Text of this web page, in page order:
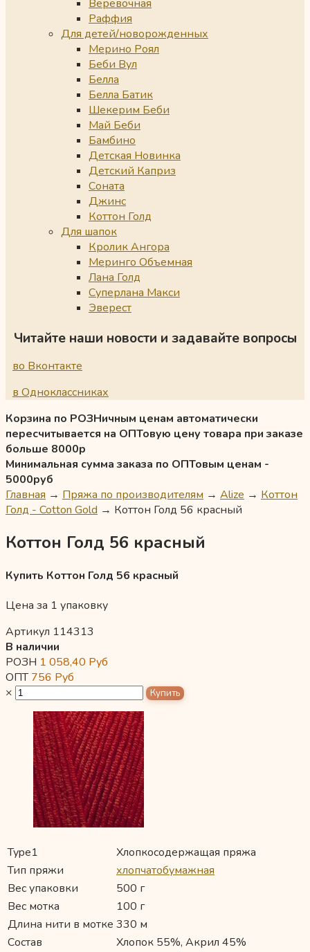
Веревочная
Раффия
Для детей/новорожденных
Мерино Роял
Беби Вул
Белла
Белла Батик
Шекерим Беби
Май Беби
Бамбино
Детская Новинка
Детский Каприз
Соната
Джинс
Коттон Голд
Для шапок
Кролик Ангора
Меринго Объемная
Лана Голд
Суперлана Макси
Эверест
Читайте наши новости и задавайте вопросы
во Вконтакте
в Одноклассниках
Корзина по РОЗНичным ценам автоматически
пересчитывается на ОПТовую цену товара при заказе
больше 8000р
Минимальная сумма заказа по ОПТовым ценам -
5000руб
Главная → Пряжа по производителям → Alize → Коттон
Голд - Cotton Gold → Коттон Голд 56 красный
Коттон Голд 56 красный
Купить Коттон Голд 56 красный
Цена за 1 упаковку
Артикул 114313
В наличии
РОЗН 1 058,40 Руб
ОПТ756 Руб
×
Type1
Хлопкосодержащая пряжа
Тип пряжи
хлопчатобумажная
Вес упаковки
500 г
Вес мотка
100 г
Длина нити в мотке 330 м
Состав
Хлопок 55%, Акрил 45%